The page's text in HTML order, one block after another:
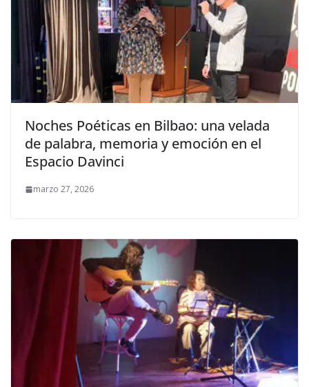
Noches Poéticas en Bilbao: una velada
de palabra, memoria y emoción en el
Espacio Davinci
marzo 27, 2026